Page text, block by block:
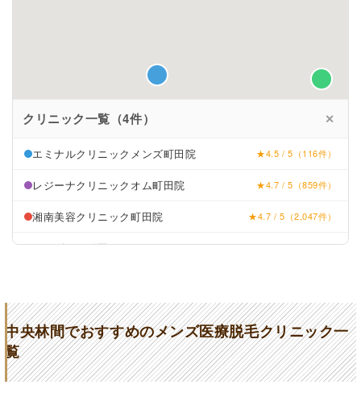
クリニック一覧（4件） ✕
エミナルクリニックメンズ町田院 ★4.5 / 5（116件）
レジーナクリニックオム町田院 ★4.7 / 5（859件）
湘南美容クリニック町田院 ★4.7 / 5（2,047件）
メンズリゼ町田 ★4.6 / 5（89件）
中央林間でおすすめのメンズ医療脱毛クリニック一
覧